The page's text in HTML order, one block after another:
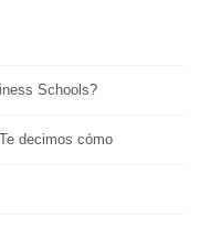
Schools?
decimos cómo